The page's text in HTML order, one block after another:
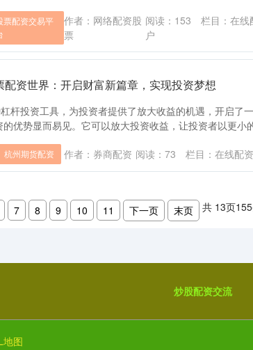
票配资交易平
作者：网络配资股
票
阅读： 153 栏目： 在线
户
配资世界：开启财富新篇章，实现投资梦想
杆投资工具，为投资者提供了放大收益的机遇，开启了
优势显而易见。它可以放大投资收益，让投资者以更小
杭州期货配资 作者：券商配资 阅读： 73 栏目： 在线配
7 8 9 10 11 下一页 末页 共 13页155
炒股配资交流
地图